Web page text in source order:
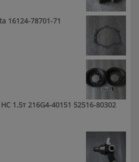
16124-78701-71
1.5т 216G4-40151 52516-80302